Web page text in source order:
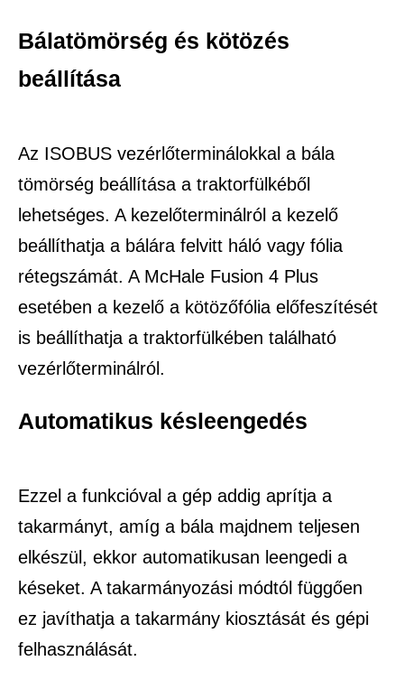
Bálatömörség és kötözés
beállítása
Az ISOBUS vezérlőterminálokkal a bála
tömörség beállítása a traktorfülkéből
lehetséges. A kezelőterminálról a kezelő
beállíthatja a bálára felvitt háló vagy fólia
rétegszámát. A McHale Fusion 4 Plus
esetében a kezelő a kötözőfólia előfeszítését
is beállíthatja a traktorfülkében található
vezérlőterminálról.
Automatikus késleengedés
Ezzel a funkcióval a gép addig aprítja a
takarmányt, amíg a bála majdnem teljesen
elkészül, ekkor automatikusan leengedi a
késeket. A takarmányozási módtól függően
ez javíthatja a takarmány kiosztását és gépi
felhasználását.